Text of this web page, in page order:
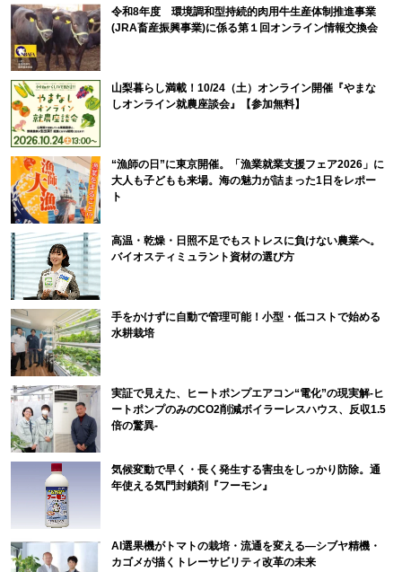
令和8年度 環境調和型持続的肉用牛生産体制推進事業
(JRA畜産振興事業)に係る第１回オンライン情報交換会
山梨暮らし満載！10/24（土）オンライン開催『やまな
しオンライン就農座談会』【参加無料】
“漁師の日”に東京開催。「漁業就業支援フェア2026」に
大人も子どもも来場。海の魅力が詰まった1日をレポー
ト
高温・乾燥・日照不足でもストレスに負けない農業へ。
バイオスティミュラント資材の選び方
手をかけずに自動で管理可能！小型・低コストで始める
水耕栽培
実証で見えた、ヒートポンプエアコン“電化”の現実解-ヒ
ートポンプのみのCO2削減ボイラーレスハウス、反収1.5
倍の驚異-
気候変動で早く・長く発生する害虫をしっかり防除。通
年使える気門封鎖剤『フーモン』
AI選果機がトマトの栽培・流通を変える―シブヤ精機・
カゴメが描くトレーサビリティ改革の未来